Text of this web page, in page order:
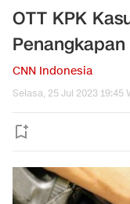
OTT KPK
CNN Indonesia
Selasa, 25 Jul 2023 19:45